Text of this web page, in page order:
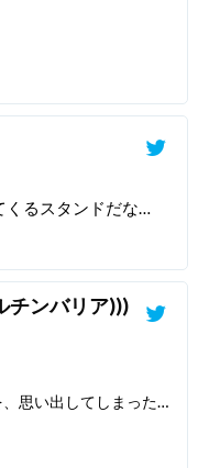
くるスタンドだな…
チンバリア)))
思い出してしまった…